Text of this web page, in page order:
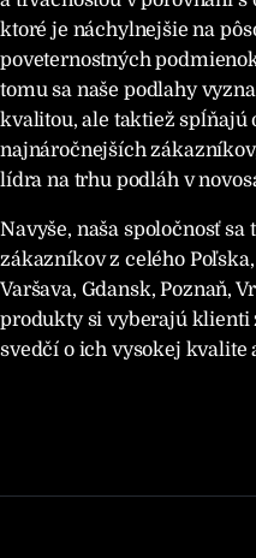
ktoré je náchylnejšie na
poveternostných
tomu sa naše podlahy
kvalitou, ale taktiež spĺňajú
najnáročnejších
lídra na trhu podláh v
Navyše, naša spoločnosť
zákazníkov z celého
Varšava, Gdansk, Poznaň,
produkty si vyberajú klienti
svedčí o ich vysokej kvalite